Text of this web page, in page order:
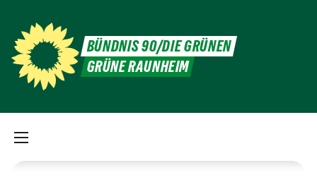
BÜNDNIS 90/DIE GRÜNEN
GRÜNE RAUNHEIM